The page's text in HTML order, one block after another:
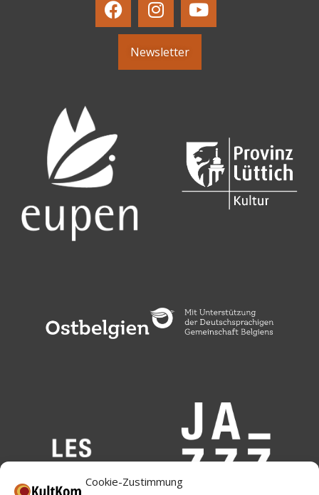
Cookie-Zustimmung
Newsletter